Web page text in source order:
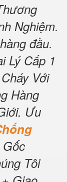
Nghiệm.
đầu.
Lý Cấp 1
Với
Hàng
Ưu
Tôi